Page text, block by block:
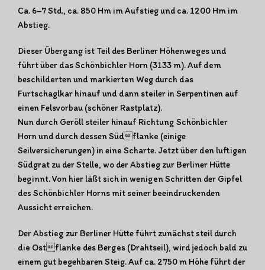
Ca. 6–7 Std., ca. 850 Hm im Aufstieg und ca. 1200 Hm im
Abstieg.
Dieser Übergang ist Teil des Berliner Höhenweges und
führt über das Schönbichler Horn (3133 m). Auf dem
beschilderten und markierten Weg durch das
Furtschaglkar hinauf und dann steiler in Serpentinen auf
einen Felsvorbau (schöner Rastplatz).
Nun durch Geröll steiler hinauf Richtung Schönbichler
Horn und durch dessen Südflanke (einige
Seilversicherungen) in eine Scharte. Jetzt über den luftigen
Südgrat zu der Stelle, wo der Abstieg zur Berliner Hütte
beginnt. Von hier läßt sich in wenigen Schritten der Gipfel
des Schönbichler Horns mit seiner beeindruckenden
Aussicht erreichen.
Der Abstieg zur Berliner Hütte führt zunächst steil durch
die Ostflanke des Berges (Drahtseil), wird jedoch bald zu
einem gut begehbaren Steig. Auf ca. 2750 m Höhe führt der